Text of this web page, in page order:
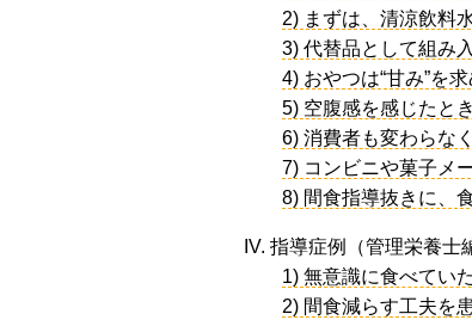
2) まずは、清涼飲料
3) 代替品として組み
4) おやつは“甘み”を
5) 空腹感を感じたと
6) 消費者も変わらな
7) コンビニや菓子メ
8) 間食指導抜きに、
IV. 指導症例（管理栄養士
1) 無意識に食べてい
2) 間食減らす工夫を